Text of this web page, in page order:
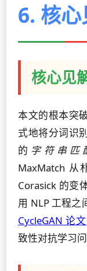
6. 核
核心见
本文的根本突
式地将分词识
的 字符串匹
MaxMatch
Corasick 的变
用 NLP 工程之
CycleGAN 论文
致性对抗学习